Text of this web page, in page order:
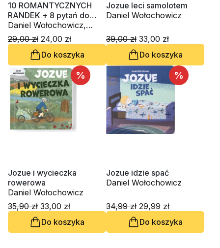
10 ROMANTYCZNYCH
RANDEK + 8 pytań do
zainspirowania rozmowy
dla par
Daniel Wołochowicz,
Małgorzata Wołochowicz
29,00 zł 24,00 zł
Do koszyka
Jozue leci samolotem
Daniel Wołochowicz
39,00 zł 33,00 zł
Do koszyka
%
Jozue i wycieczka
rowerowa
Daniel Wołochowicz
35,90 zł 33,00 zł
Do koszyka
%
Jozue idzie spać
Daniel Wołochowicz
34,99 zł 29,99 zł
Do koszyka